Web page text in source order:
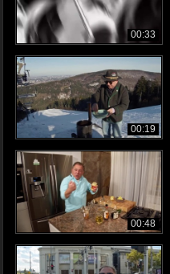
00:33
00:19
00:48